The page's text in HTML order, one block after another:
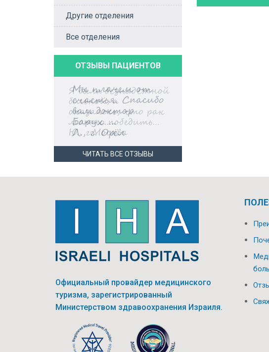
Другие отделения
Все отделения
ОТЗЫВЫ ПАЦИЕНТОВ
ЧИТАТЬ ВСЕ ОТЗЫВЫ
Официальный провайдер медицинского
туризма, зарегистрированный
Министерством здравоохранения Израиля.